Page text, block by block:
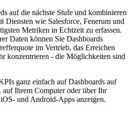
auf die nächste Stufe und kombinieren
Diensten wie Salesforce, Fenerum und
Metriken in Echtzeit zu erfassen.
Daten können Sie Dashboards
im Vertrieb, das Erreichen
konzentrieren - die Möglichkeiten sind
ganz einfach auf Dashboards auf
Ihrem Computer oder über Ihr
und Android-Apps anzeigen.